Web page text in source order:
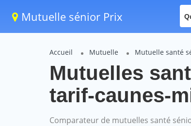
Mutuelle sénior Prix
Accueil Mutuelle Mutuelle santé
Mutuelles
tarif-caunes-
Comparateur de mutuelles santé